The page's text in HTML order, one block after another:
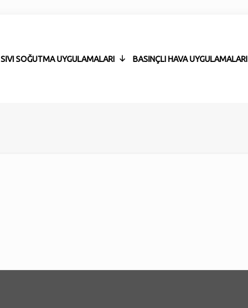
SIVI SOĞUTMA UYGULAMALARI BASINÇLI HAVA UYGULAMALARI